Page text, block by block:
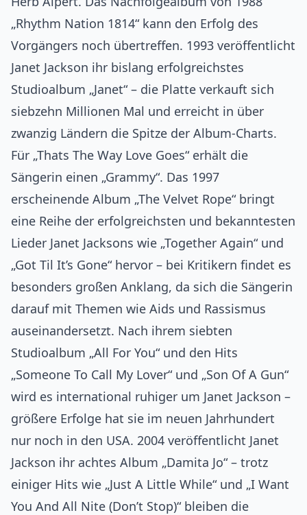
„Rhythm Nation 1814“ kann den Erfolg des
Vorgängers noch übertreffen. 1993 veröffentlicht
Janet Jackson ihr bislang erfolgreichstes
Studioalbum „Janet“ – die Platte verkauft sich
siebzehn Millionen Mal und erreicht in über
zwanzig Ländern die Spitze der Album-Charts.
Für „Thats The Way Love Goes“ erhält die
Sängerin einen „Grammy“. Das 1997
erscheinende Album „The Velvet Rope“ bringt
eine Reihe der erfolgreichsten und bekanntesten
Lieder Janet Jacksons wie „Together Again“ und
„Got Til It’s Gone“ hervor – bei Kritikern findet es
besonders großen Anklang, da sich die Sängerin
darauf mit Themen wie Aids und Rassismus
auseinandersetzt. Nach ihrem siebten
Studioalbum „All For You“ und den Hits
„Someone To Call My Lover“ und „Son Of A Gun“
wird es international ruhiger um Janet Jackson –
größere Erfolge hat sie im neuen Jahrhundert
nur noch in den USA. 2004 veröffentlicht Janet
Jackson ihr achtes Album „Damita Jo“ – trotz
einiger Hits wie „Just A Little While“ und „I Want
You And All Nite (Don’t Stop)“ bleiben die